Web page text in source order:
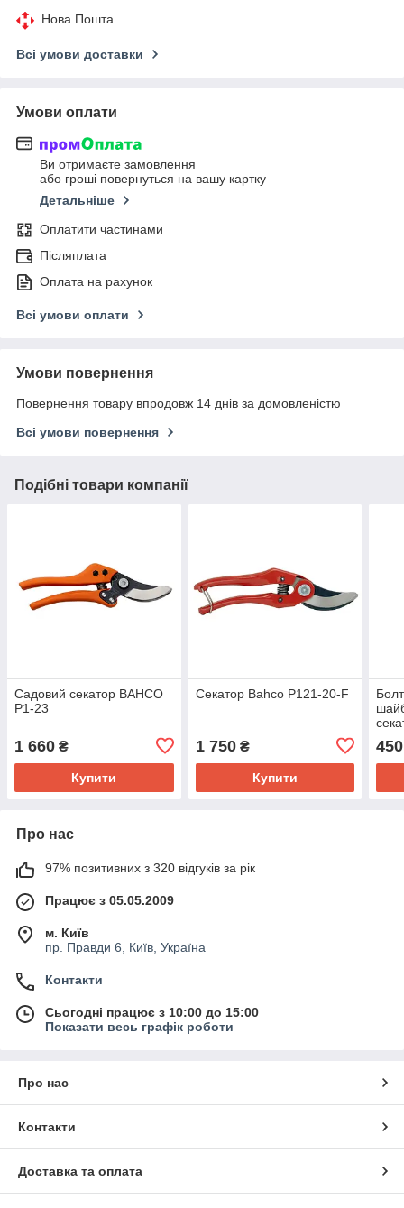
Нова Пошта
Всі умови доставки
Умови оплати
Ви отримаєте замовлення
або гроші повернуться на вашу картку
Детальніше
Оплатити частинами
Післяплата
Оплата на рахунок
Всі умови оплати
Умови повернення
Повернення товару впродовж 14 днів за домовленістю
Всі умови повернення
Подібні товари компанії
Садовий секатор BAHCO
P1-23
1 660 ₴
Купити
Секатор Bahco P121-20-F
1 750₴
Купити
450
Про нас
97% позитивних з 320 відгуків за рік
Працює з 05.05.2009
м. Київ
пр. Правди 6, Київ, Україна
Контакти
Сьогодні працює з 10:00 до 15:00
Показати весь графік роботи
Про нас
Контакти
Доставка та оплата